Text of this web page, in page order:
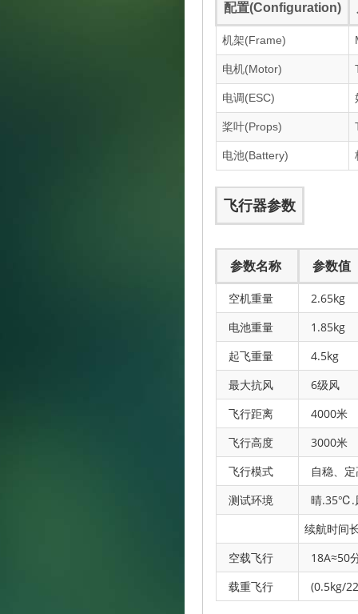
配置(Configuration)
机架(Frame)
电机(Motor)
电调(ESC)
桨叶(Props)
电池(Battery)
飞行器参数
参数名称 参数值
空机重量
2.65kg
电池重量
1.85kg
起飞重量
4.5kg
最大抗风
6级风
飞行距离
4000米
飞行高度
3000米
飞行模式
自稳、
测试环境
晴.35℃.
续航时间
空载飞行
18A≈50
载重飞行
(0.5kg/